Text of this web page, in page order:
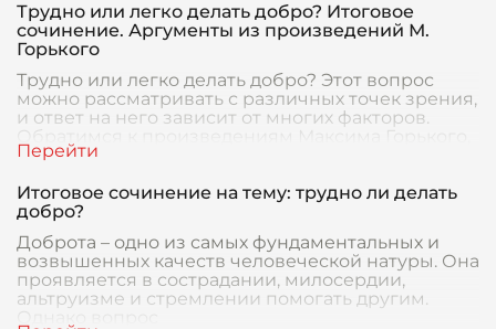
Трудно или легко делать добро? Итоговое
сочинение. Аргументы из произведений М.
Горького
Трудно или легко делать добро? Этот вопрос
можно рассматривать с различных точек зрения,
и ответ на него зависит от многих факторов.
Обратимся к произведениям Максима Горького,
что
Итоговое сочинение на тему: трудно ли делать
добро?
Доброта – одно из самых фундаментальных и
возвышенных качеств человеческой натуры. Она
проявляется в сострадании, милосердии,
альтруизме и стремлении помогать другим.
Однако вопрос